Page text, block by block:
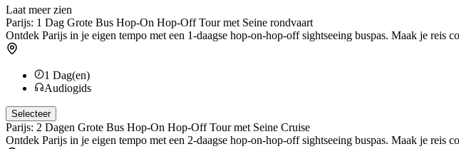
Laat meer zien
Parijs: 1 Dag Grote Bus Hop-On Hop-Off Tour met Seine rondvaart
Ontdek Parijs in je eigen tempo met een 1-daagse hop-on-hop-off sightseeing buspas. Maak je reis
1 Dag(en)
Audiogids
Selecteer
Parijs: 2 Dagen Grote Bus Hop-On Hop-Off Tour met Seine Cruise
Ontdek Parijs in je eigen tempo met een 2-daagse hop-on-hop-off sightseeing buspas. Maak je reis